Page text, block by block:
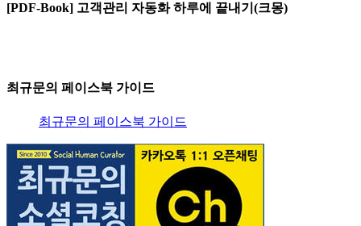
[PDF-Book] 고객관리 자동화 하루에 끝내기(크몽)
최규문의 페이스북 가이드
최규문의 페이스북 가이드